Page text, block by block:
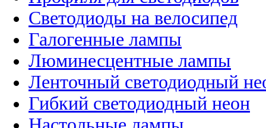
Светодиоды на велосипед
Галогенные лампы
Люминесцентные лампы
Ленточный светодиодный
Гибкий светодиодный неон